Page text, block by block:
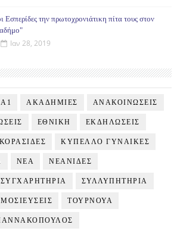
Εσπερίδες την πρωτοχρονιάτικη πίτα τους στον
Ιαν 28, 2019
Α1 ΑΚΑΔΗΜΙΕΣ ΑΝΑΚΟΙΝΩΣΕΙΣ
ΕΘΝΙΚΗ ΕΚΔΗΛΩΣΕΙΣ
ΚΟΡΑΣΙΔΕΣ ΚΥΠΕΛΛΟ ΓΥΝΑΙΚΕΣ
ΝΕΑ ΝΕΑΝΙΔΕΣ
ΣΥΓΧΑΡΗΤΗΡΙΑ ΣΥΛΛΥΠΗΤΗΡΙΑ
ΤΟΥΡΝΟΥΑ